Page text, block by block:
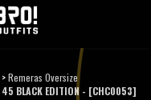
> Remeras Oversize
45 BLACK EDITION - [CHC0053]